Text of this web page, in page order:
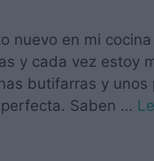
nuevo en mi
y cada vez estoy
butifarras y
Saben …